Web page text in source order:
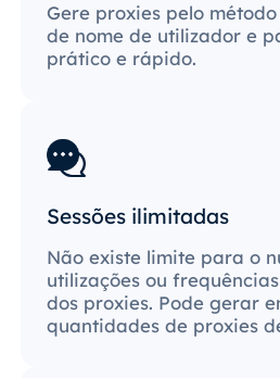
Gere proxies pelo
de nome de utilizador e
prático e rápido.
Sessões ilimitadas
Não existe limite para o
utilizações ou
dos proxies. Pode gerar
quantidades de proxies